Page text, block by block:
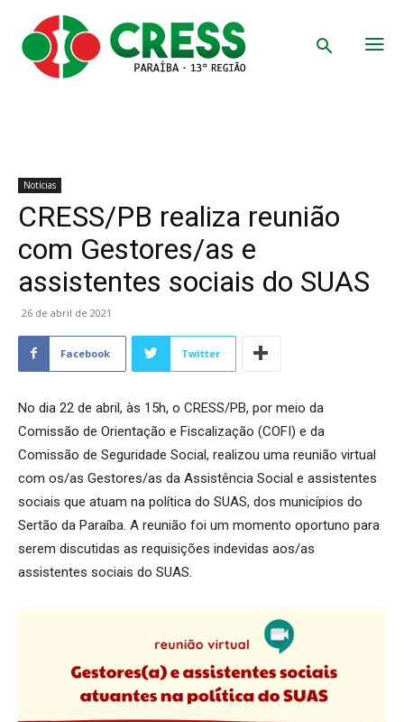
Notícias
CRESS/PB realiza reunião
com Gestores/as e
assistentes sociais do SUAS
26 de abril de 2021
Facebook Twitter
No dia 22 de abril, às 15h, o CRESS/PB, por meio da
Comissão de Orientação e Fiscalização (COFI) e da
Comissão de Seguridade Social, realizou uma reunião virtual
com os/as Gestores/as da Assistência Social e assistentes
sociais que atuam na política do SUAS, dos municípios do
Sertão da Paraíba. A reunião foi um momento oportuno para
serem discutidas as requisições indevidas aos/as
assistentes sociais do SUAS.